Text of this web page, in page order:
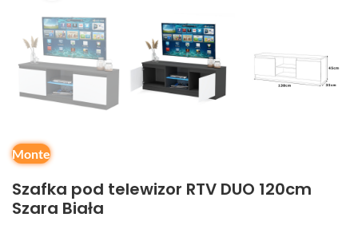
Monte
Szafka pod telewizor RTV DUO 120cm
Szara Biała